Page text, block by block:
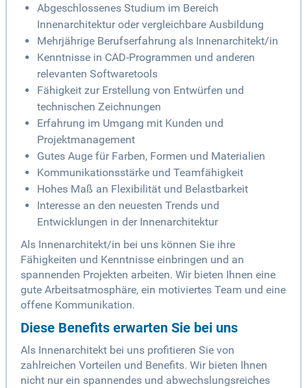
Abgeschlossenes Studium im Bereich
Innenarchitektur oder vergleichbare Ausbildung
Mehrjährige Berufserfahrung als Innenarchitekt/in
Kenntnisse in CAD-Programmen und anderen
relevanten Softwaretools
Fähigkeit zur Erstellung von Entwürfen und
technischen Zeichnungen
Erfahrung im Umgang mit Kunden und
Projektmanagement
Gutes Auge für Farben, Formen und Materialien
Kommunikationsstärke und Teamfähigkeit
Hohes Maß an Flexibilität und Belastbarkeit
Interesse an den neuesten Trends und
Entwicklungen in der Innenarchitektur
Als Innenarchitekt/in bei uns können Sie ihre
Fähigkeiten und Kenntnisse einbringen und an
spannenden Projekten arbeiten. Wir bieten Ihnen eine
gute Arbeitsatmosphäre, ein motiviertes Team und eine
offene Kommunikation.
Diese Benefits erwarten Sie bei uns
Als Innenarchitekt bei uns profitieren Sie von
zahlreichen Vorteilen und Benefits. Wir bieten Ihnen
nicht nur ein spannendes und abwechslungsreiches